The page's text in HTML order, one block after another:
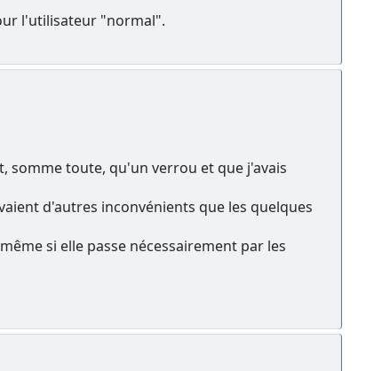
l'utilisateur "normal".
somme toute, qu'un verrou et que j'avais
d'autres inconvénients que les quelques
si elle passe nécessairement par les